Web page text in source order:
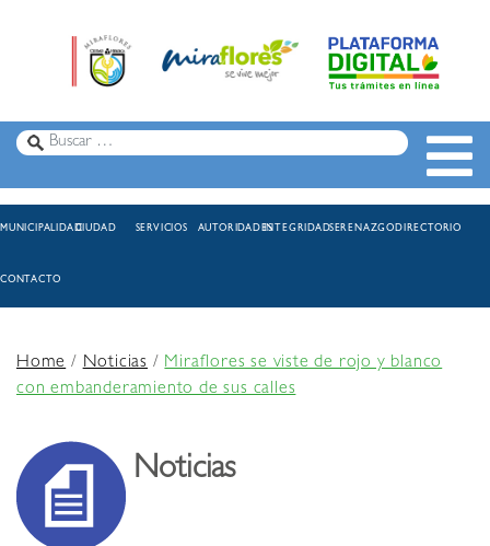
MUNICIPALIDADCIUDAD SERVICIOS AUTORIDADESINTEGRIDADSERENAZGODIRECTORIO
CONTACTO
Home/Noticias /Miraflores se viste de rojo y blanco
con embanderamiento de sus calles
Noticias